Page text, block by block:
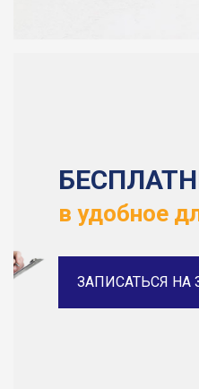
в удобное
ЗАПИСАТЬСЯ НА